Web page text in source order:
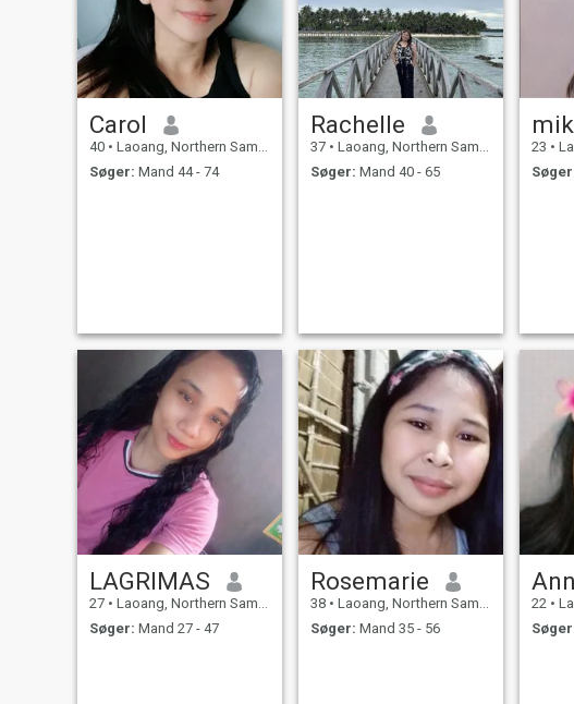
Carol
40 • Laoang, Northern Samar, Filippinerne
Søger: Mand 44 - 74
Rachelle
37 • Laoang, Northern Samar, Filippinerne
Søger: Mand 40 - 65
23 •
LAGRIMAS
27 • Laoang, Northern Samar, Filippinerne
Søger: Mand 27 - 47
Rosemarie
38 • Laoang, Northern Samar, Filippinerne
Søger: Mand 35 - 56
22 •